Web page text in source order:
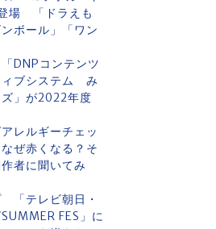
場 「ドラえも
ボール」「ワン
DNPコンテンツ
ィブシステム み
」が2022年度
レルギーチェッ
ぜ赤くなる？そ
者に聞いてみ
「テレビ朝日・
FES」に